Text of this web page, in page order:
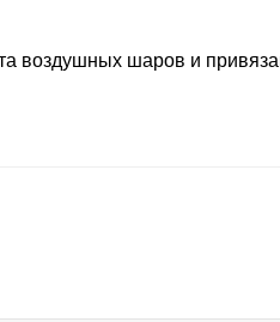
воздушных шаров и